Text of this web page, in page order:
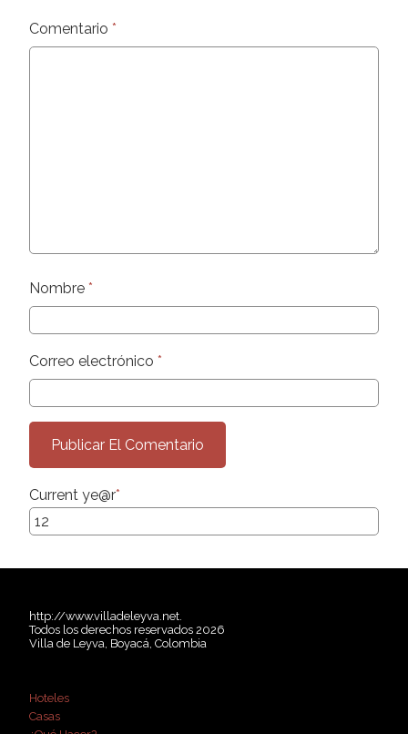
Comentario *
Nombre *
Correo electrónico *
Current ye@r*
http://www.villadeleyva.net.
Todos los derechos reservados 2026
Villa de Leyva, Boyacá, Colombia
Hoteles
Casas